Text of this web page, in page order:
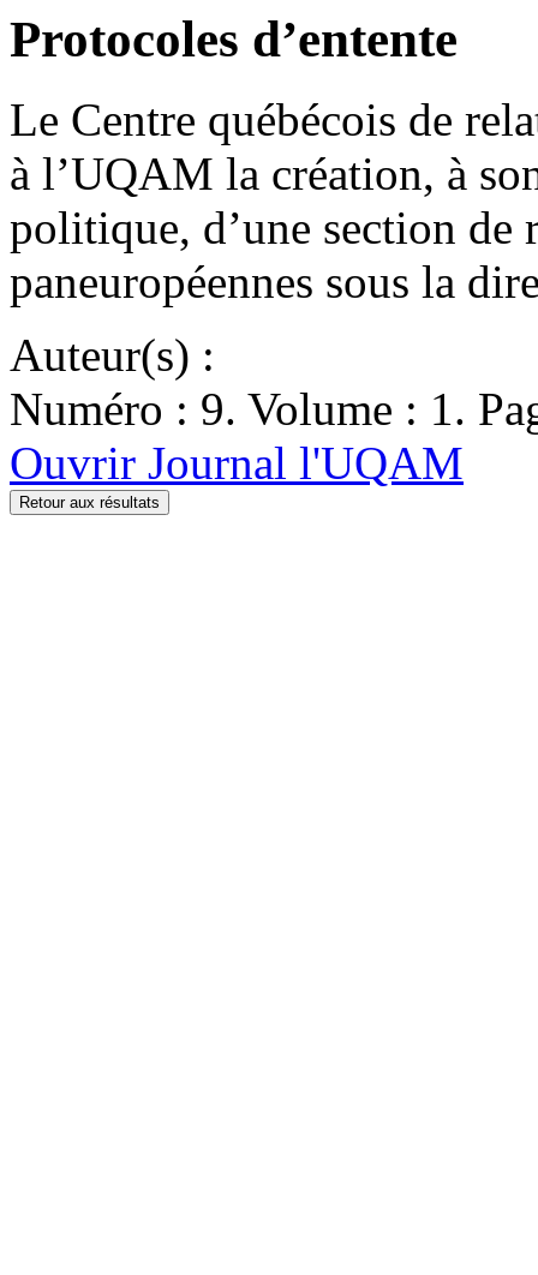
Protocoles d’entente
Le Centre québécois de
à l’UQAM la création, à
politique, d’une section de
paneuropéennes sous la
Auteur(s) :
Numéro : 9. Volume : 1.
Ouvrir Journal l'UQAM
Retour aux résultats